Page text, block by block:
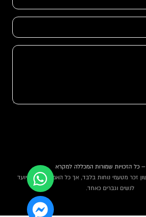
זכר מטעמי נוחות בלבד, אך כל האמור באתר מיועד
לנשים וגברים כאחד.